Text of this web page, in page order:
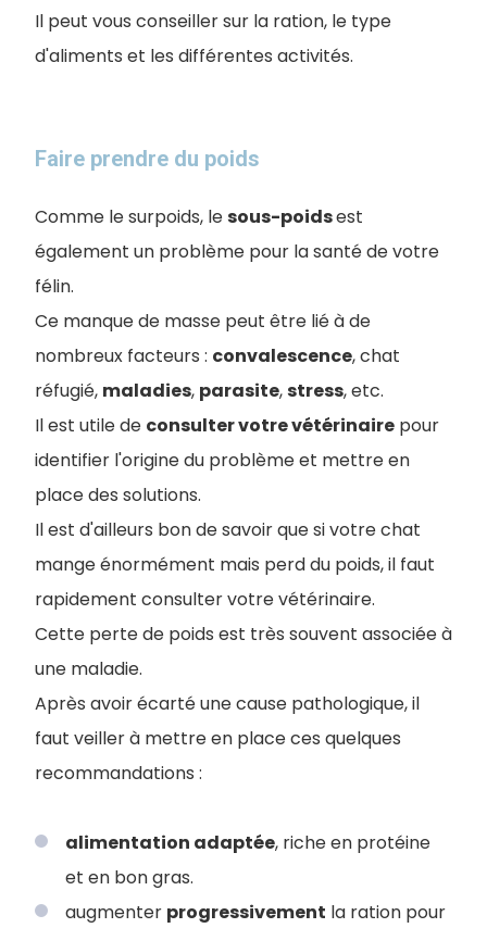
Il peut vous conseiller sur la ration, le type
d'aliments et les différentes activités.
Faire prendre du poids
Comme le surpoids, lesous-poidsest
également un problème pour la santé de votre
félin.
Ce manque de masse peut être lié à de
nombreux facteurs : convalescence, chat
réfugié, maladies, parasite,stress, etc.
Il est utile de consulter votre vétérinaire pour
identifier l'origine du problème et mettre en
place des solutions.
Il est d'ailleurs bon de savoir que si votre chat
mange énormément mais perd du poids, il faut
rapidement consulter votre vétérinaire.
Cette perte de poids est très souvent associée à
une maladie.
Après avoir écarté une cause pathologique, il
faut veiller à mettre en place ces quelques
recommandations :
alimentation adaptée, riche en protéine
et en bon gras.
augmenter progressivement la ration pour